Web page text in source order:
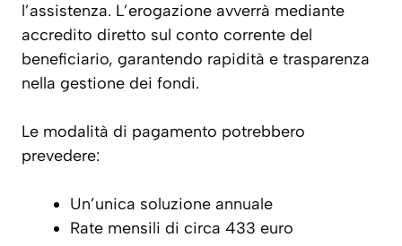
l’assistenza. L’erogazione avverrà mediante
accredito diretto sul conto corrente del
beneficiario, garantendo rapidità e trasparenza
nella gestione dei fondi.
Le modalità di pagamento potrebbero
prevedere:
Un’unica soluzione annuale
Rate mensili di circa 433 euro